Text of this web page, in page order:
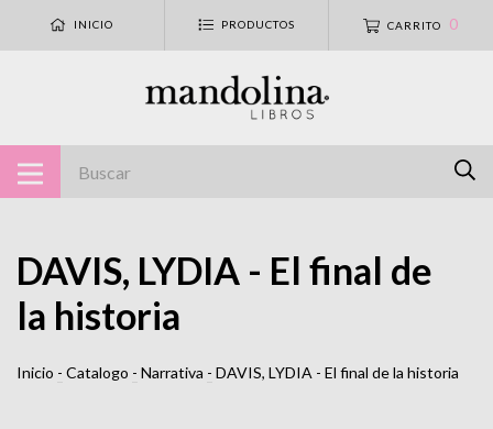
INICIO PRODUCTOS CARRITO 0
DAVIS, LYDIA - El final de
la historia
Inicio - Catalogo - Narrativa - DAVIS, LYDIA - El final de la historia